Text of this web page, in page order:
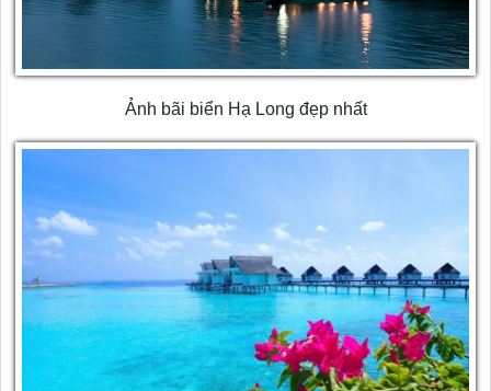
Ảnh bãi biển Hạ Long đẹp nhất